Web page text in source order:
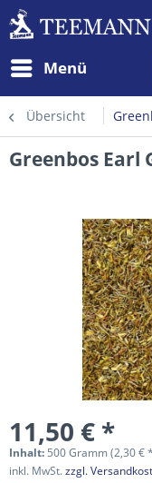
Menü
Übersicht
Greenbos Earl
11,50 € *
Inhalt: 500 Gramm (2,30 €
inkl. MwSt.zzgl.